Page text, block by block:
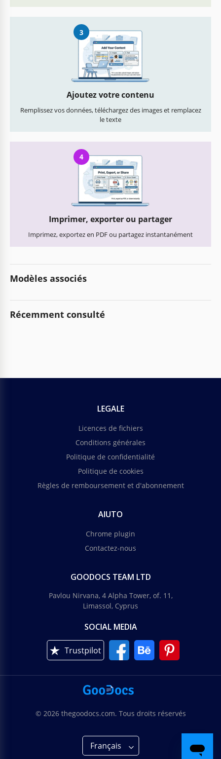
3
Ajoutez votre contenu
Remplissez vos données, téléchargez des images et remplacez
le texte
4
Imprimer, exporter ou partager
Imprimez, exportez en PDF ou partagez instantanément
Modèles associés
Récemment consulté
LEGALE
Licences de fichiers
Conditions générales
Politique de confidentialité
Politique de cookies
Règles de remboursement et d'abonnement
AIUTO
Chrome plugin
Contactez-nous
GOODOCS TEAM LTD
Pavlou Nirvana, 4 Alpha Tower, of. 11,
Limassol, Cyprus
SOCIAL MEDIA
Trustpilot
© 2026 thegoodocs.com. Tous droits réservés
Français